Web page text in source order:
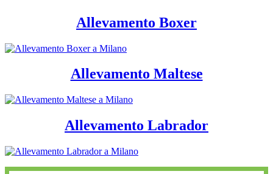
Allevamento Boxer
Allevamento Maltese
Allevamento Labrador